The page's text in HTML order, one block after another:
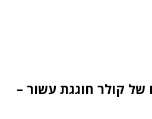
קולר חוגגת עשור –